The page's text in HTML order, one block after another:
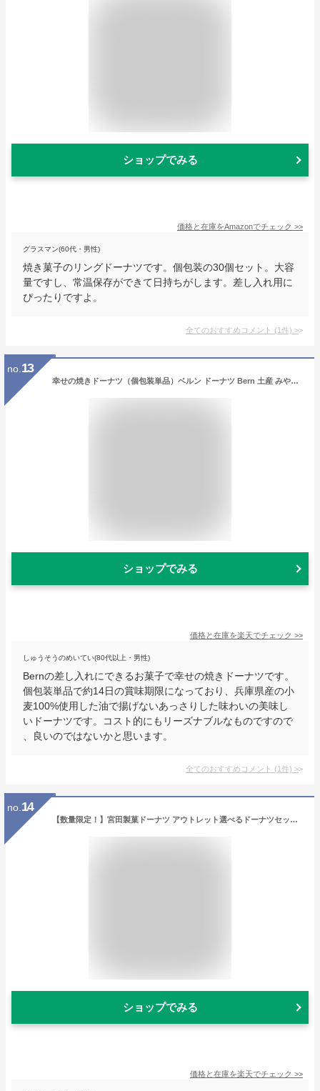
ショップでみる
価格と在庫をAmazonでチェック >>
グラスマン(60代・男性)
焼き菓子のリングドーナツです。個包装の30個セット。大容
量ですし、常温保存ができて日持ちがします。差し入れ用に
ぴったりですよ。
全てのおすすめコメント (1件) >
no. 13
幸せの焼きドーナツ（個包装単品）ベルン ドーナツ Bern 土産 みやげ お返し プレゼント グッズ お祝い 甲子園 西宮 高校野球 OB会 同窓会 神戸
ショップでみる
価格と在庫を楽天でチェック >>
しゅうそうのめいてい(80代以上・男性)
Bernの差し入れにできるお菓子で幸せの焼きドーナツです。
個包装単品で約14日の賞味期限になっており、兵庫県産の小
麦100%使用した油で揚げないあっさりした味わいの美味し
いドーナツです。コスト的にもリーズナブルなものですので
、良いのではないかと思います。
全てのおすすめコメント (1件) >
no. 14
【数量限定！】宮田製菓ドーナツ アウトレット選べるドーナツセット(3種)【注意】同梱は+3商品までで！別注文で同梱の場合は必ずご連絡ください！！
ショップでみる
価格と在庫を楽天でチェック >>